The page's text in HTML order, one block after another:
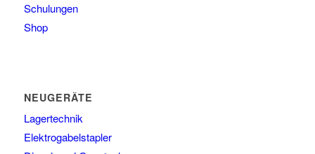
Schulungen
Shop
NEUGERÄTE
Lagertechnik
Elektrogabelstapler